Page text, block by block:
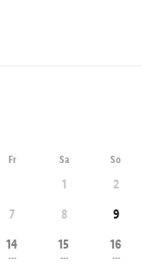
Fr Sa So
1
2
7 8
9
14
---
15
---
16
---